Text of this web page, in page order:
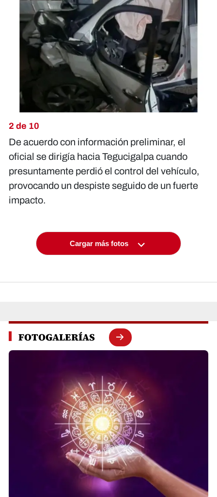
2 de 10
De acuerdo con información preliminar, el
oficial se dirigía hacia Tegucigalpa cuando
presuntamente perdió el control del vehículo,
provocando un despiste seguido de un fuerte
impacto.
Cargar más fotos
FOTOGALERÍAS